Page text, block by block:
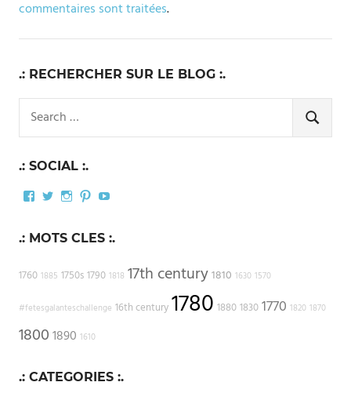
commentaires sont traitées.
.: RECHERCHER SUR LE BLOG :.
for:
SEARCH
.: SOCIAL :.
Facebook
TwitterInstagram
PinterestYouTube
.: MOTS CLES :.
1760 1885 1750s 1790 1818 17th century1810 1630 1570
#fetesgalanteschallenge 16th century 1780 1880 1830 1770 1820 1870
18001890 1610
.: CATEGORIES :.